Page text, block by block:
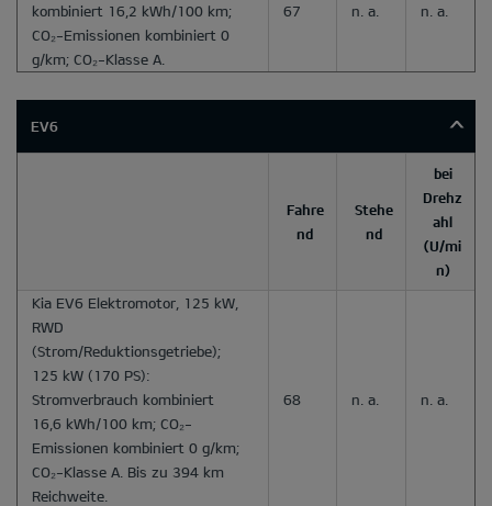
kombiniert 16,2 kWh/100 km;
CO₂-Emissionen kombiniert 0
g/km; CO₂-Klasse A.
67 n. a. n. a.
EV6
Fahre
nd
Stehe
nd
bei
Drehz
ahl
(U/mi
n)
Kia EV6 Elektromotor, 125 kW,
RWD
(Strom/Reduktionsgetriebe);
125 kW (170 PS):
Stromverbrauch kombiniert
16,6 kWh/100 km; CO₂-
Emissionen kombiniert 0 g/km;
CO₂-Klasse A. Bis zu 394 km
Reichweite.
68 n. a. n. a.